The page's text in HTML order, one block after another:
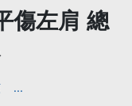
傷左肩 總
...